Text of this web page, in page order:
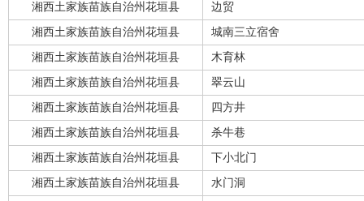
湘西土家族苗族自治州花垣县 边贸
湘西土家族苗族自治州花垣县 城南三立宿舍
湘西土家族苗族自治州花垣县 木育林
湘西土家族苗族自治州花垣县 翠云山
湘西土家族苗族自治州花垣县 四方井
湘西土家族苗族自治州花垣县 杀牛巷
湘西土家族苗族自治州花垣县 下小北门
湘西土家族苗族自治州花垣县 水门洞